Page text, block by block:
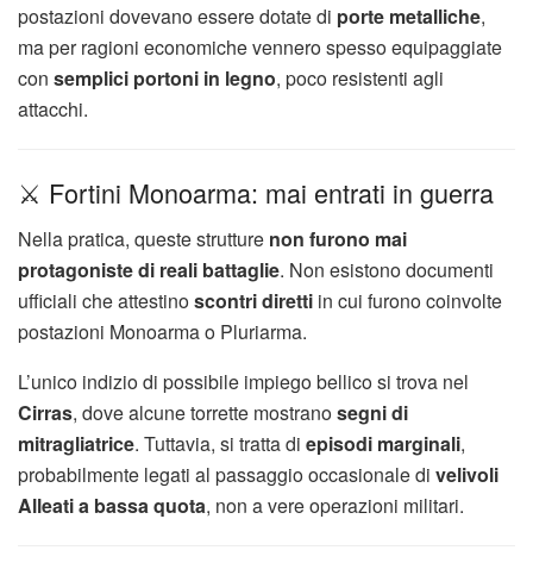
postazioni dovevano essere dotate di porte metalliche,
ma per ragioni economiche vennero spesso equipaggiate
con semplici portoni in legno, poco resistenti agli
attacchi.
⚔️ Fortini Monoarma: mai entrati in guerra
Nella pratica, queste strutture non furono mai
protagoniste di reali battaglie. Non esistono documenti
ufficiali che attestinoscontri diretti in cui furono coinvolte
postazioni Monoarma o Pluriarma.
L’unico indizio di possibile impiego bellico si trova nel
Cirras, dove alcune torrette mostranosegni di
mitragliatrice. Tuttavia, si tratta di episodi marginali,
probabilmente legati al passaggio occasionale di velivoli
Alleati a bassa quota, non a vere operazioni militari.